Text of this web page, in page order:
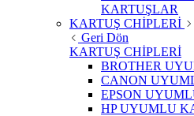
KARTUŞLAR
KARTUŞ CHİPLERİ
Geri Dön
KARTUŞ CHİPLERİ
BROTHER
CANON
EPSON
HP UYUMLU